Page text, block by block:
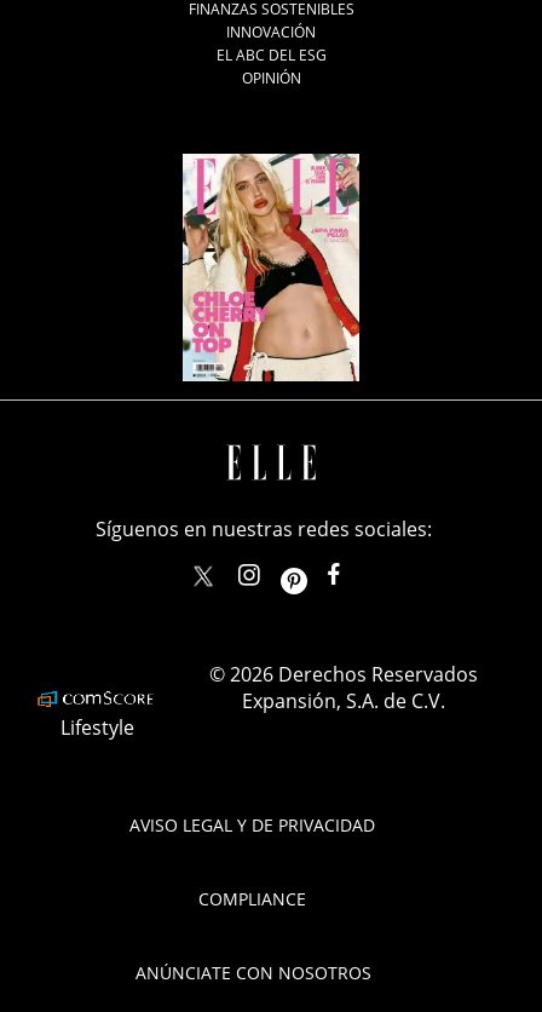
FINANZAS SOSTENIBLES
INNOVACIÓN
EL ABC DEL ESG
OPINIÓN
AVISO LEGAL Y DE PRIVACIDAD
COMPLIANCE
ANÚNCIATE CON NOSOTROS
Síguenos en nuestras redes sociales:
elle_mexicoellemexico
Lifestyle
© 2026 Derechos Reservados
Expansión, S.A. de C.V.